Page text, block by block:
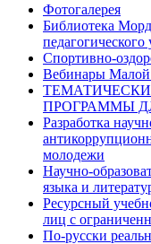
Фотогалерея
Библиотека
Спортивно-
Вебинары
ПРОГРАММЫ
Разработка
молодежи
Научно-
языка и
Ресурсный
лиц с
По-русски